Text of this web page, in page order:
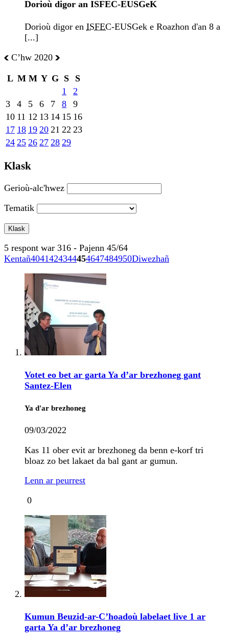
Dorioù digor an ISFEC-EUSGeK
Dorioù digor en ISFEC-EUSGek e Roazhon d'an 8 a
[...]
Cʼhw 2020
L M M Y G S
S
1
2
3
4 5 6 7 8
9
10 11 12 13 14 15 16
17 18 19 20 21 22 23
24 25 26 27 28 29
Klask
Gerioù-alc'hwez
Tematik
5 respont war 316 - Pajenn 45/64
Kentañ4041424344454647484950Diwezhañ
Votet eo bet ar garta Ya d’ar brezhoneg gant
Santez-Elen
Ya d'ar brezhoneg
09/03/2022
Kas 11 ober evit ar brezhoneg da benn e-korf tri
bloaz zo bet lakaet da bal gant ar gumun.
Lenn ar peurrest
0
Kumun Beuzid-ar-C’hoadoù labelaet live 1 ar
garta Ya d’ar brezhoneg